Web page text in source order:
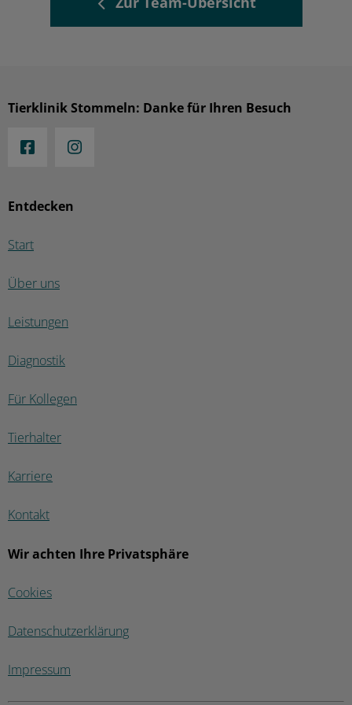
Entdecken
Start
Über uns
Leistungen
Diagnostik
Für Kollegen
Tierhalter
Karriere
Kontakt
Wir achten Ihre Privatsphäre
Cookies
Datenschutzerklärung
Impressum
Tierklinik Stommeln: Danke für Ihren Besuch